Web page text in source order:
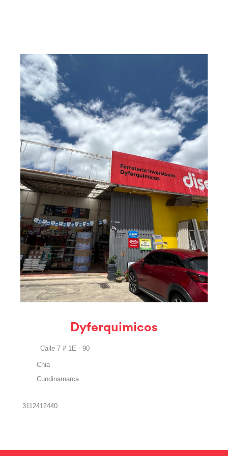
Dyferquimicos
Calle 7 # 1E - 90
Chia
Cundinamarca
3112412440